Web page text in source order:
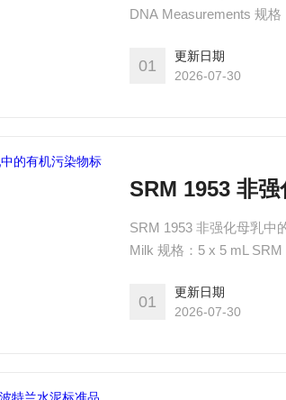
DNA Measurements 规格：1 vial x 150 µL SRM 2366a的一个单元由一个无菌的0.5 mL全氟
缓冲液中。
01
更新日期
2026-07-30
SRM 1953 非
SRM 1953 非强化母乳中
Milk 规格：5 x 5 mL SRM 1953的一个单元由五瓶约5毫升的冷冻非强化母乳组成。SRM
01
更新日期
2026-07-30